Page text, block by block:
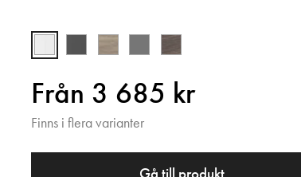
Från 3 685 kr
Finns i flera varianter